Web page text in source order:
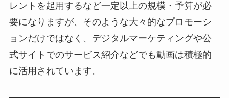
レントを起用するなど一定以上の規模・予算が必
要になりますが、そのような大々的なプロモーシ
ョンだけではなく、デジタルマーケティングや公
式サイトでのサービス紹介などでも動画は積極的
に活用されています。